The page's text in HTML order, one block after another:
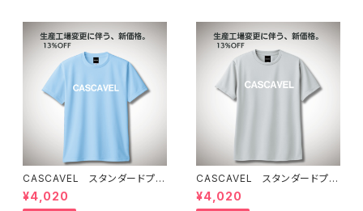
CASCAVEL スタンダードプラ
クティスシャツ ライトブルー
¥4,020
CASCAVEL スタンダードプラ
クティスシャツ シルバーグレー
¥4,020